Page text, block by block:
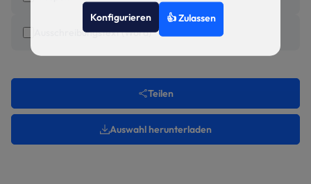
Ausschreibungstext (Word)
Teilen
Auswahl herunterladen
Konfigurieren 👍 Zulassen